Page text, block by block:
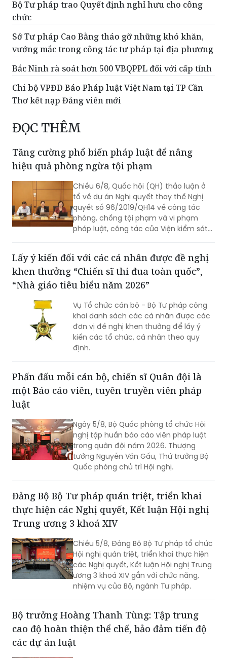
Bộ Tư pháp trao Quyết định nghỉ hưu cho công
chức
Sở Tư pháp Cao Bằng tháo gỡ những khó khăn,
vướng mắc trong công tác tư pháp tại địa phương
Bắc Ninh rà soát hơn 500 VBQPPL đối với cấp tỉnh
Chi bộ VPĐD Báo Pháp luật Việt Nam tại TP Cần
Thơ kết nạp Đảng viên mới
ĐỌC THÊM
Tăng cường phổ biến pháp luật để nâng
hiệu quả phòng ngừa tội phạm
Chiều 6/8, Quốc hội (QH) thảo luận ở
tổ về dự án Nghị quyết thay thế Nghị
quyết số 96/2019/QH14 về công tác
phòng, chống tội phạm và vi phạm
pháp luật, công tác của Viện kiểm sát
Lấy ý kiến đối với các cá nhân được đề nghị
khen thưởng “Chiến sĩ thi đua toàn quốc”,
“Nhà giáo tiêu biểu năm 2026”
Vụ Tổ chức cán bộ - Bộ Tư pháp công
khai danh sách các cá nhân được các
đơn vị đề nghị khen thưởng để lấy ý
kiến các tổ chức, cá nhân theo quy
định.
Phấn đấu mỗi cán bộ, chiến sĩ Quân đội là
một Báo cáo viên, tuyên truyền viên pháp
luật
Ngày 5/8, Bộ Quốc phòng tổ chức Hội
nghị tập huấn báo cáo viên pháp luật
trong quân đội năm 2026. Thượng
tướng Nguyễn Văn Gấu, Thứ trưởng Bộ
Quốc phòng chủ trì Hội nghị.
Đảng Bộ Bộ Tư pháp quán triệt, triển khai
thực hiện các Nghị quyết, Kết luận Hội nghị
Trung ương 3 khoá XIV
Chiều 5/8, Đảng Bộ Bộ Tư pháp tổ chức
Hội nghị quán triệt, triển khai thực hiện
các Nghị quyết, Kết luận Hội nghị Trung
ương 3 khoá XIV gắn với chức năng,
nhiệm vụ của Bộ, ngành Tư pháp.
Bộ trưởng Hoàng Thanh Tùng: Tập trung
cao độ hoàn thiện thể chế, bảo đảm tiến độ
các dự án luật